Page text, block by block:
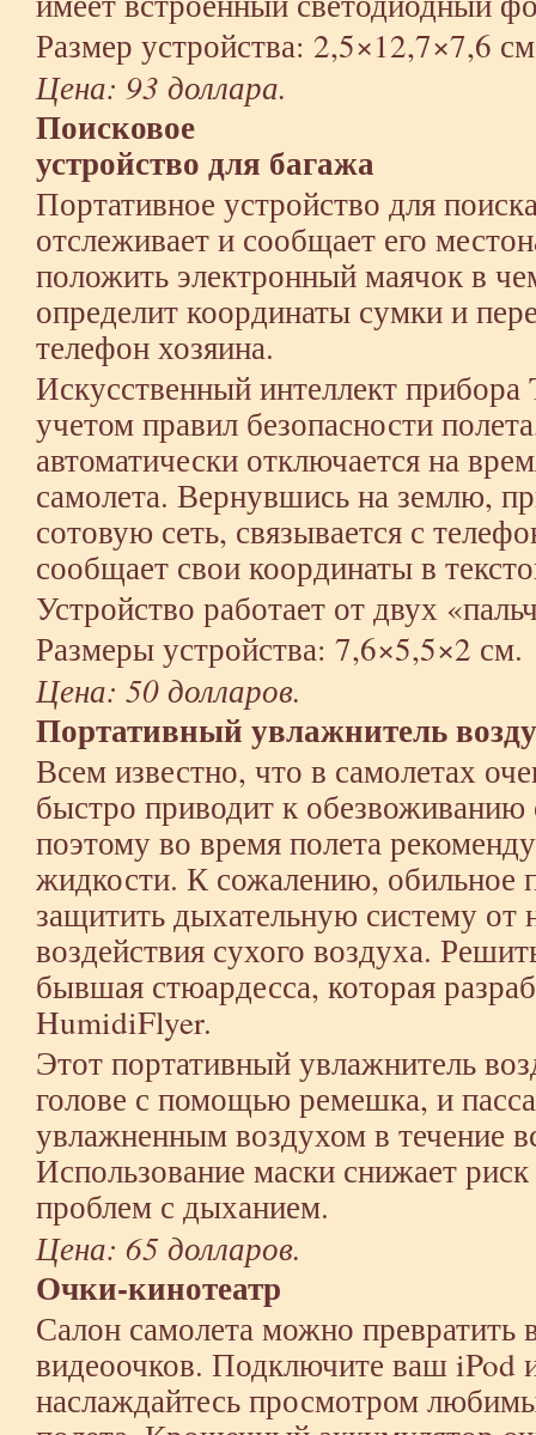
Размер устройства: 2,5×12,7×7,6
Цена: 93 доллара.
Поисковое
устройство для багажа
Портативное устройство для
отслеживает и сообщает его
положить электронный маячок в
определит координаты сумки и
телефон хозяина.
Искусственный интеллект
учетом правил безопасности
автоматически отключается на
самолета. Вернувшись на землю,
сотовую сеть, связывается с
сообщает свои координаты в
Устройство работает от двух
Размеры устройства: 7,6×5,5×2 см.
Цена: 50 долларов.
Портативный увлажнитель
Всем известно, что в самолетах
быстро приводит к
поэтому во время полета
жидкости. К сожалению, обильное
защитить дыхательную систему от
воздействия сухого воздуха.
бывшая стюардесса, которая
HumidiFlyer.
Этот портативный увлажнитель
голове с помощью ремешка, и
увлажненным воздухом в течение
Использование маски снижает
проблем с дыханием.
Цена: 65 долларов.
Очки-кинотеатр
Салон самолета можно
видеоочков. Подключите ваш iPod
наслаждайтесь просмотром